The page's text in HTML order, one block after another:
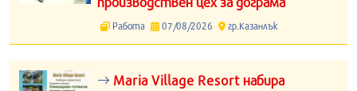
Работа 07/08/2026 гр.Казанлък
Maria Village Resort набира